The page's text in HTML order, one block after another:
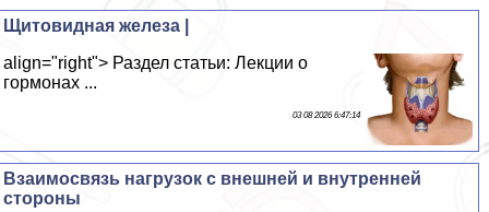
Щитовидная железа |
align="right"> Раздел статьи: Лекции о
гормонах ...
03 08 2026 6:47:14
Взаимосвязь нагрузок с внешней и внутренней
стороны